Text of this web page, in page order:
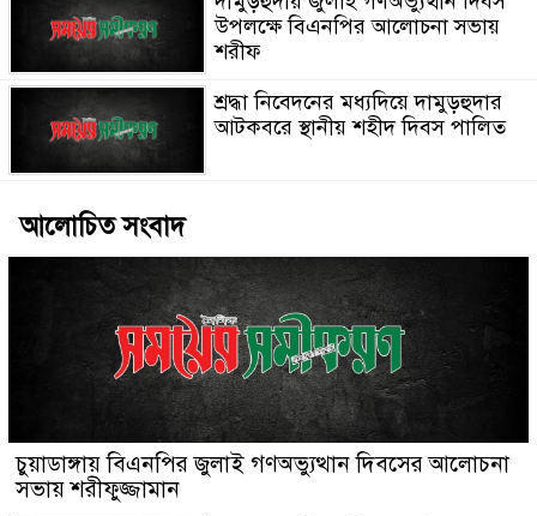
উপলক্ষে বিএনপির আলোচনা সভায়
শরীফ
শ্রদ্ধা নিবেদনের মধ্যদিয়ে দামুড়হুদার
আটকবরে স্থানীয় শহীদ দিবস পালিত
আলোচিত সংবাদ
চুয়াডাঙ্গায় বিএনপির জুলাই গণঅভ্যুত্থান দিবসের আলোচনা
সভায় শরীফুজ্জামান